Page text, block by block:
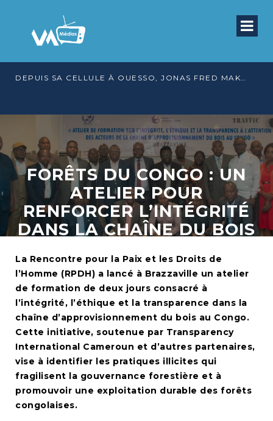
DEPUIS SA CELLULE À OUESSO, JONAS FRED MAKITA DÉNONCE CE QU’IL QUALIFIE DE DÉNI DE JUSTICE
FORÊTS DU CONGO : UN
ATELIER POUR
RENFORCER L’INTÉGRITÉ
DANS LA CHAÎNE DU BOIS
La Rencontre pour la Paix et les Droits de
l’Homme (RPDH) a lancé à Brazzaville un atelier
de formation de deux jours consacré à
l’intégrité, l’éthique et la transparence dans la
chaîne d’approvisionnement du bois au Congo.
Cette initiative, soutenue par Transparency
International Cameroun et d’autres partenaires,
vise à identifier les pratiques illicites qui
fragilisent la gouvernance forestière et à
promouvoir une exploitation durable des forêts
congolaises.